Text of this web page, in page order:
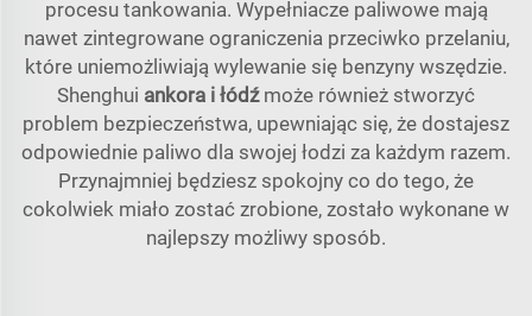
procesu tankowania. Wypełniacze paliwowe mają
nawet zintegrowane ograniczenia przeciwko przelaniu,
które uniemożliwiają wylewanie się benzyny wszędzie.
Shenghui ankora i łódź może również stworzyć
problem bezpieczeństwa, upewniając się, że dostajesz
odpowiednie paliwo dla swojej łodzi za każdym razem.
Przynajmniej będziesz spokojny co do tego, że
cokolwiek miało zostać zrobione, zostało wykonane w
najlepszy możliwy sposób.